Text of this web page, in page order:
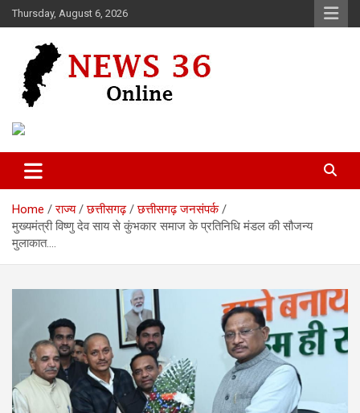
Skip
to
Thursday, August 6, 2026
News 36
Home राज्य छत्तीसगढ़
छत्तीसगढ़ जनसंपर्क
मुख्यमंत्री विष्णु देव साय से कुंभकार समाज के प्रतिनिधि मंडल की सौजन्य
मुलाकात….